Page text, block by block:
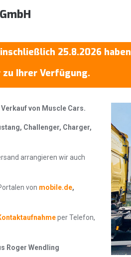
25.8.2026
Ihrer Verfügung.
von Muscle Cars.
Challenger, Charger,
arrangieren wir auch
von mobile.de,
per Telefon,
Roger Wendling